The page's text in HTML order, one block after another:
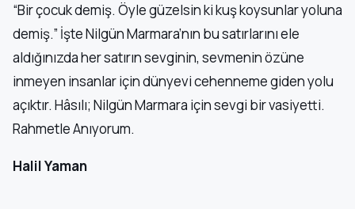
“Bir çocuk demiş. Öyle güzelsin ki kuş koysunlar yoluna
demiş.” İşte Nilgün Marmara’nın bu satırlarını ele
aldığınızda her satırın sevginin, sevmenin özüne
inmeyen insanlar için dünyevi cehenneme giden yolu
açıktır. Hâsılı; Nilgün Marmara için sevgi bir vasiyetti.
Rahmetle Anıyorum.
Halil Yaman